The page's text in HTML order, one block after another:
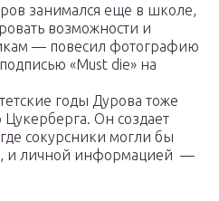
занимался еще в школе,
возможности и
— повесил фотографию
«Must die» на
годы Дурова тоже
Он создает
сокурсники могли бы
и личной информацией —